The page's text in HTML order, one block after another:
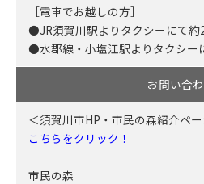
［電車でお越しの方］
●JR須賀川駅よりタクシーにて約
●水郡線・小塩江駅よりタクシー
お問い合
＜須賀川市HP・市民の森紹介ペ
こちらをクリック！
市民の森